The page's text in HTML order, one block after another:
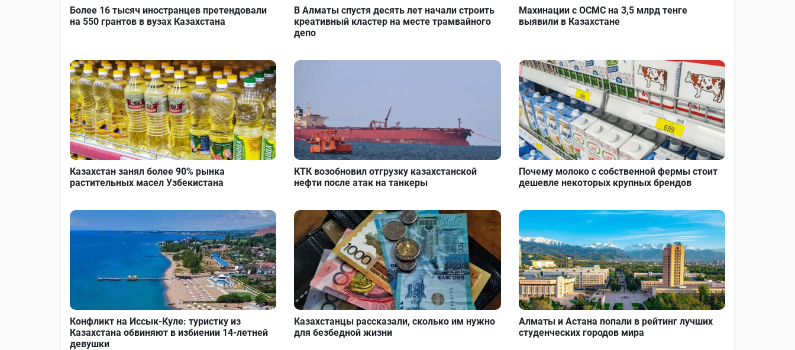
Более 16 тысяч иностранцев претендовали
на 550 грантов в вузах Казахстана
В Алматы спустя десять лет начали строить
креативный кластер на месте трамвайного
депо
Махинации с ОСМС на 3,5 млрд тенге
выявили в Казахстане
Казахстан занял более 90% рынка
растительных масел Узбекистана
КТК возобновил отгрузку казахстанской
нефти после атак на танкеры
Почему молоко с собственной фермы стоит
дешевле некоторых крупных брендов
Конфликт на Иссык-Куле: туристку из
Казахстана обвиняют в избиении 14-летней
девушки
Казахстанцы рассказали, сколько им нужно
для безбедной жизни
Алматы и Астана попали в рейтинг лучших
студенческих городов мира